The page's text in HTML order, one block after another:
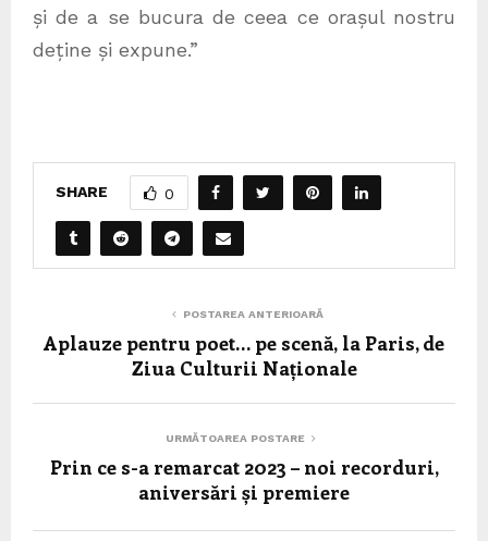
și de a se bucura de ceea ce orașul nostru
deține și expune.”
SHARE 0
POSTAREA ANTERIOARĂ
Aplauze pentru poet… pe scenă, la Paris, de
Ziua Culturii Naționale
URMĂTOAREA POSTARE
Prin ce s-a remarcat 2023 – noi recorduri,
aniversări și premiere